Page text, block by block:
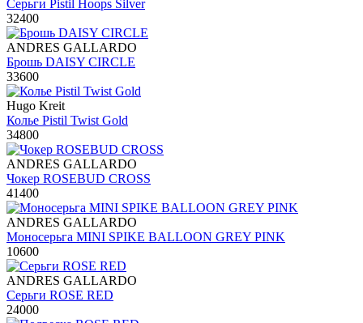
Серьги Pistil Hoops Silver
32400
ANDRES GALLARDO
Брошь DAISY CIRCLE
33600
Hugo Kreit
Колье Pistil Twist Gold
34800
ANDRES GALLARDO
Чокер ROSEBUD CROSS
41400
ANDRES GALLARDO
Моносерьга MINI SPIKE BALLOON GREY PINK
10600
ANDRES GALLARDO
Серьги ROSE RED
24000